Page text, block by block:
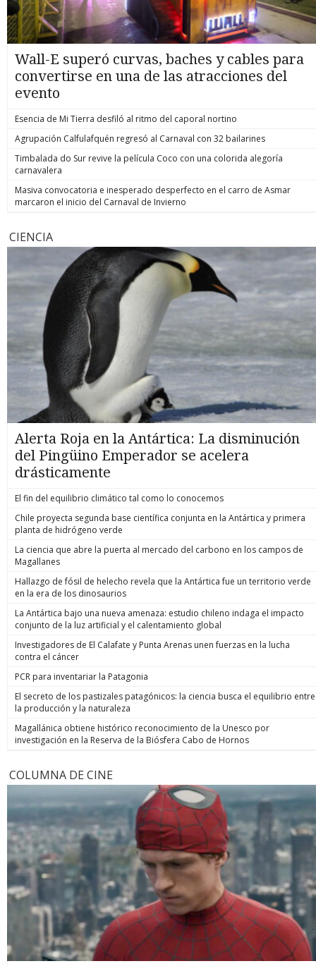
Wall-E superó curvas, baches y cables para
convertirse en una de las atracciones del
evento
Esencia de Mi Tierra desfiló al ritmo del caporal nortino
Agrupación Calfulafquén regresó al Carnaval con 32 bailarines
Timbalada do Sur revive la película Coco con una colorida alegoría
carnavalera
Masiva convocatoria e inesperado desperfecto en el carro de Asmar
marcaron el inicio del Carnaval de Invierno
CIENCIA
Alerta Roja en la Antártica: La disminución
del Pingüino Emperador se acelera
drásticamente
El fin del equilibrio climático tal como lo conocemos
Chile proyecta segunda base científica conjunta en la Antártica y primera
planta de hidrógeno verde
La ciencia que abre la puerta al mercado del carbono en los campos de
Magallanes
Hallazgo de fósil de helecho revela que la Antártica fue un territorio verde
en la era de los dinosaurios
La Antártica bajo una nueva amenaza: estudio chileno indaga el impacto
conjunto de la luz artificial y el calentamiento global
Investigadores de El Calafate y Punta Arenas unen fuerzas en la lucha
contra el cáncer
PCR para inventariar la Patagonia
El secreto de los pastizales patagónicos: la ciencia busca el equilibrio entre
la producción y la naturaleza
Magallánica obtiene histórico reconocimiento de la Unesco por
investigación en la Reserva de la Biósfera Cabo de Hornos
COLUMNA DE CINE